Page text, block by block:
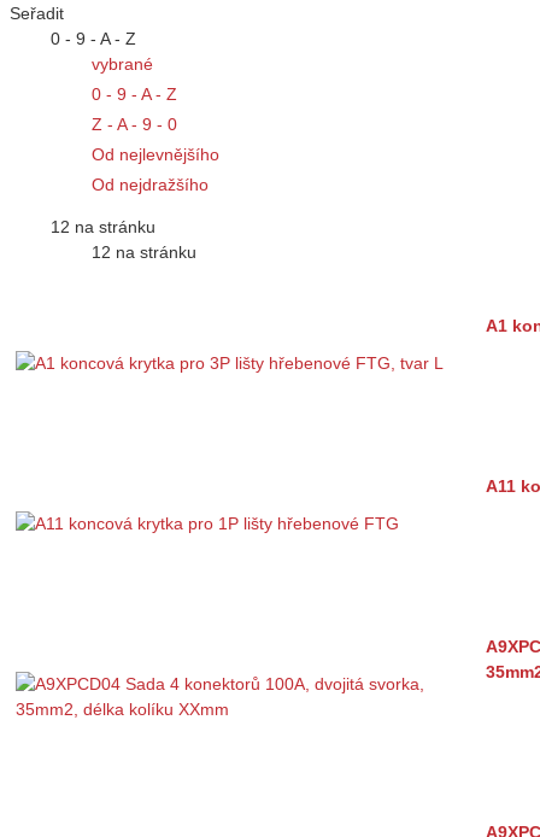
Seřadit
0 - 9 - A - Z
vybrané
0 - 9 - A - Z
Z - A - 9 - 0
Od nejlevnějšího
Od nejdražšího
12 na stránku
12 na stránku
A1
A11